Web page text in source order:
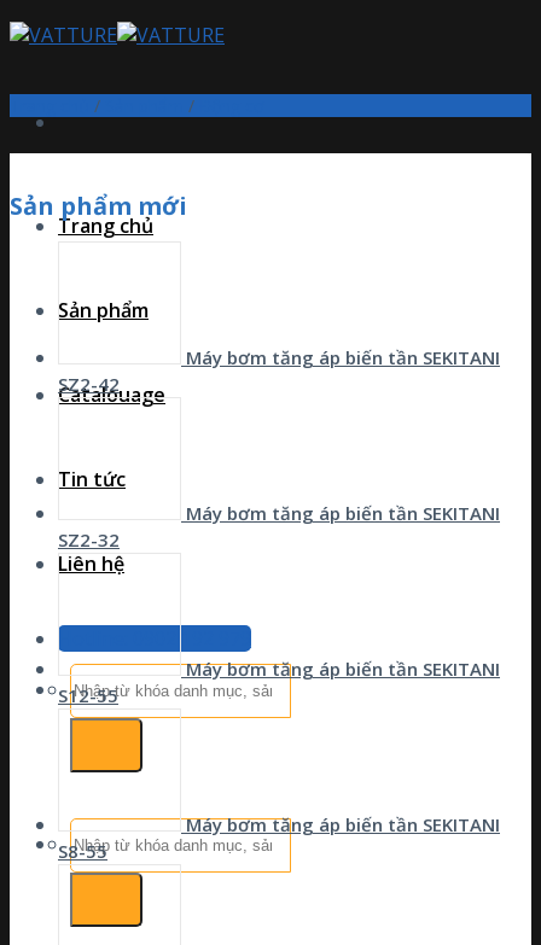
Skip
to
Trang chủ
Sản phẩm
Catalouage
Tin tức
Liên hệ
Hotline: 0902 192 979
Tìm
kiếm:
Tìm
kiếm:
/ /
Sản phẩm mới
Máy bơm tăng áp biến tần SEKITANI
SZ2-42
Máy bơm tăng áp biến tần SEKITANI
SZ2-32
Máy bơm tăng áp biến tần SEKITANI
S12-55
Máy bơm tăng áp biến tần SEKITANI
S8-55